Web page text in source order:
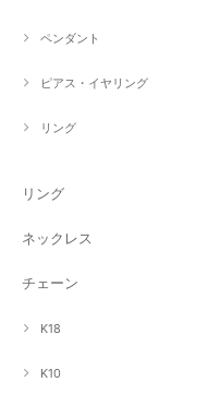
ペンダント
ピアス・イヤリング
リング
リング
ネックレス
チェーン
K18
K10